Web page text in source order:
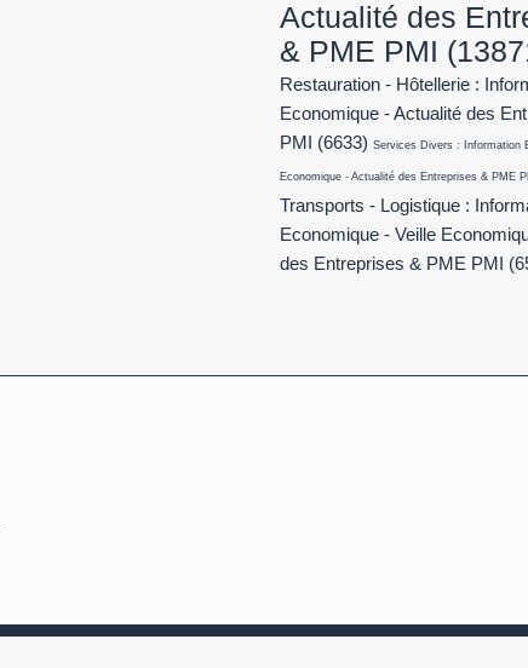
Actualité des
& PME PMI
Restauration - Hôtellerie :
Economique - Actualité des
PMI
(6633) Services Divers : Information
Economique - Actualité des Entreprises & PME
Transports - Logistique :
Economique - Veille
des Entreprises & PME PMI